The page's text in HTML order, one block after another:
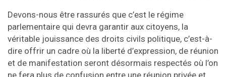
Devons-nous être rassurés que c’est le régime
parlementaire qui devra garantir aux citoyens, la
véritable jouissance des droits civils politique, c’est-à-
dire offrir un cadre où la liberté d’expression, de réunion
et de manifestation seront désormais respectés où l’on